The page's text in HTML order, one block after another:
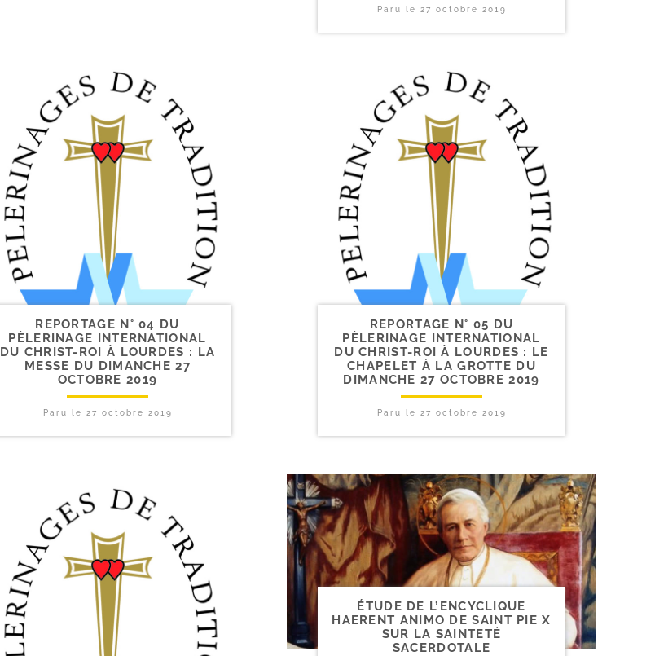
Paru le 27 octobre 2019
REPORTAGE N° 04 DU
PÈLERINAGE INTERNATIONAL
DU CHRIST-​ROI À LOURDES : LA
MESSE DU DIMANCHE 27
OCTOBRE 2019
Paru le 27 octobre 2019
REPORTAGE N° 05 DU
PÈLERINAGE INTERNATIONAL
DU CHRIST-​ROI À LOURDES : LE
CHAPELET À LA GROTTE DU
DIMANCHE 27 OCTOBRE 2019
Paru le 27 octobre 2019
ÉTUDE DE L’ENCYCLIQUE
HAERENT ANIMO DE SAINT PIE X
SUR LA SAINTETÉ
SACERDOTALE